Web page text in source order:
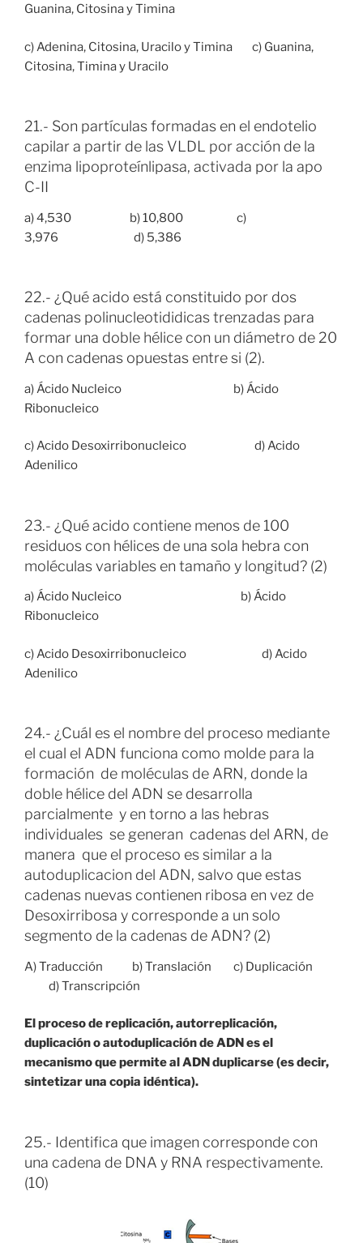
Guanina, Citosina y Timina
c) Adenina, Citosina, Uracilo y Timina c) Guanina,
Citosina, Timina y Uracilo
21.- Son partículas formadas en el endotelio
capilar a partir de las VLDL por acción de la
enzima lipoproteínlipasa, activada por la apo
C-II
a) 4,530 b) 10,800 c)
3,976 d) 5,386
22.- ¿Qué acido está constituido por dos
cadenas polinucleotididicas trenzadas para
formar una doble hélice con un diámetro de 20
A con cadenas opuestas entre si (2).
a) Ácido Nucleico b) Ácido
Ribonucleico
c) Acido Desoxirribonucleico d) Acido
Adenilico
23.- ¿Qué acido contiene menos de 100
residuos con hélices de una sola hebra con
moléculas variables en tamaño y longitud? (2)
a) Ácido Nucleico b) Ácido
Ribonucleico
c) Acido Desoxirribonucleico d) Acido
Adenilico
24.- ¿Cuál es el nombre del proceso mediante
el cual el ADN funciona como molde para la
formación de moléculas de ARN, donde la
doble hélice del ADN se desarrolla
parcialmente y en torno a las hebras
individuales se generan cadenas del ARN, de
manera que el proceso es similar a la
autoduplicacion del ADN, salvo que estas
cadenas nuevas contienen ribosa en vez de
Desoxirribosa y corresponde a un solo
segmento de la cadenas de ADN? (2)
A) Traducción b) Translación c) Duplicación
d) Transcripción
El proceso de replicación, autorreplicación,
duplicación o autoduplicación de ADN es el
mecanismo que permite al ADN duplicarse (es decir,
sintetizar una copia idéntica).
25.- Identifica que imagen corresponde con
una cadena de DNA y RNA respectivamente.
(10)